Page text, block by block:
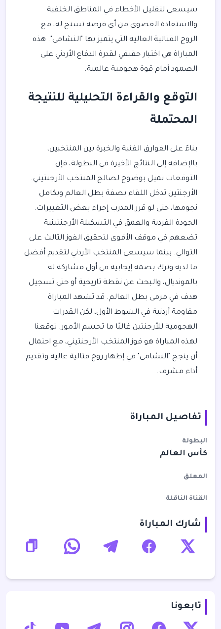
سيسعى لتقليل الأخطاء في المناطق الخلفية
والاستفادة القصوى من أي فرصة تسنح له، مع
الروح القتالية العالية التي يتميز بها "النشامى". هذه
المباراة هي اختبار حقيقي لقدرة الدفاع الأردني على
الصمود أمام قوة هجومية عالمية.
التوقع والقراءة التحليلية للنتيجة
المحتملة
بناءً على الفوارق الفنية والخبرة بين المنتخبين،
بالإضافة إلى النتائج الأخيرة في البطولة، فإن
التوقعات تميل بوضوح لصالح المنتخب الأرجنتيني.
الأرجنتين تدخل اللقاء بصفة بطل العالم وبكامل
نجومها، حتى لو قرر المدرب إجراء بعض التغييرات.
الجودة الفردية والعمق في التشكيلة الأرجنتينية
تضعهم في موقف الأقوى لتحقيق الفوز الثالث على
التوالي. بينما سيسعى المنتخب الأردني لتقديم أفضل
ما لديه وترك بصمة إيجابية في أول مشاركة له
بالمونديال، والبحث عن نقطة تاريخية أو حتى تسجيل
هدف في مرمى بطل العالم. قد تشهد المباراة
مقاومة أردنية في الشوط الأول، لكن القدرات
الهجومية للأرجنتين غالبًا ما تحسم الأمور. توقعنا
لهذه المباراة هو فوز المنتخب الأرجنتيني، مع احتمال
أن ينجح "النشامى" في إظهار روح قتالية عالية وتقديم
أداء مشرف.
تفاصيل المباراة
البطولة
كأس العالم
المعلق
القناة الناقلة
شارك المباراة
تابعونا